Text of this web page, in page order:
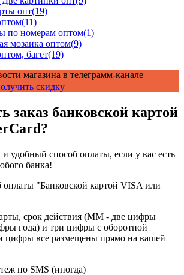
опт(19)
(11)
по номерам оптом(1)
мозаика оптом(9)
багет(19)
магазина в телеграмм-канале
скидку
заказ банковской картой
удобный способ оплаты, если у вас есть
банка!
оплаты "Банковской картой VISA или
срок действия (ММ - две цифры
года) и три цифры с оборотной
цифры все размещены прямо на вашей
по SMS (иногда)